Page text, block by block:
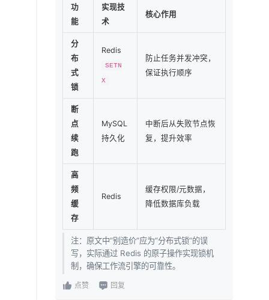
功
能
实现技
术
核心作用
分
布
式
锁
Redis
SETN
X
防止任务并发冲突，
保证执行顺序
断
点
续
跑
MySQL
持久化
中断后从失败节点恢
复，提升效率
高
频
缓
存
Redis
缓存权限/元数据，
降低数据库负载
注：原文中”别造价”应为”分布式锁”的误
写，实际通过 Redis 的原子操作实现锁机
制，确保工作流引擎的可靠性。
点赞 回复